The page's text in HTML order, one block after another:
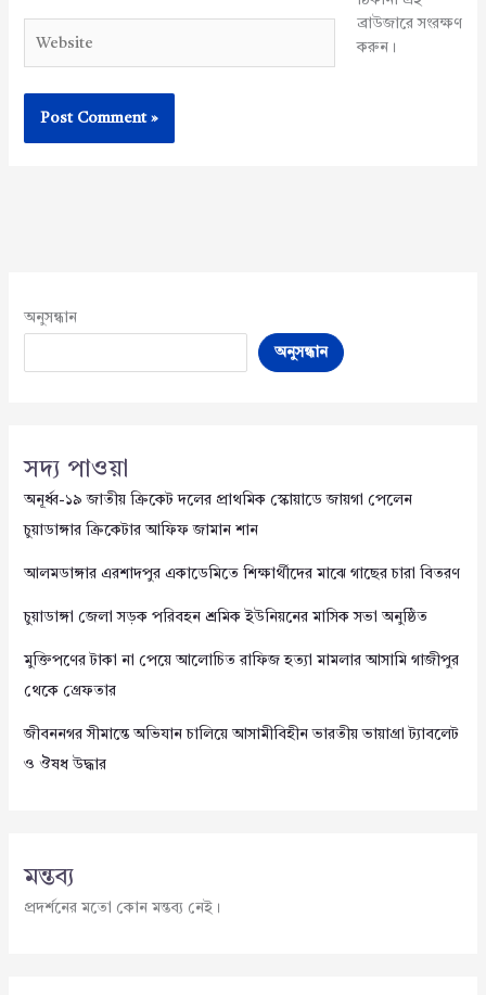
ব্রাউজারে সংরক্ষণ
করুন।
অনুসন্ধান
অনুসন্ধান
সদ্য পাওয়া
অনূর্ধ্ব-১৯ জাতীয় ক্রিকেট দলের প্রাথমিক স্কোয়াডে জায়গা পেলেন
চুয়াডাঙ্গার ক্রিকেটার আফিফ জামান শান
আলমডাঙ্গার এরশাদপুর একাডেমিতে শিক্ষার্থীদের মাঝে গাছের চারা বিতরণ
চুয়াডাঙ্গা জেলা সড়ক পরিবহন শ্রমিক ইউনিয়নের মাসিক সভা অনুষ্ঠিত
মুক্তিপণের টাকা না পেয়ে আলোচিত রাফিজ হত্যা মামলার আসামি গাজীপুর
থেকে গ্রেফতার
জীবননগর সীমান্তে অভিযান চালিয়ে আসামীবিহীন ভারতীয় ভায়াগ্রা ট্যাবলেট
ও ঔষধ উদ্ধার
মন্তব্য
প্রদর্শনের মতো কোন মন্তব্য নেই।